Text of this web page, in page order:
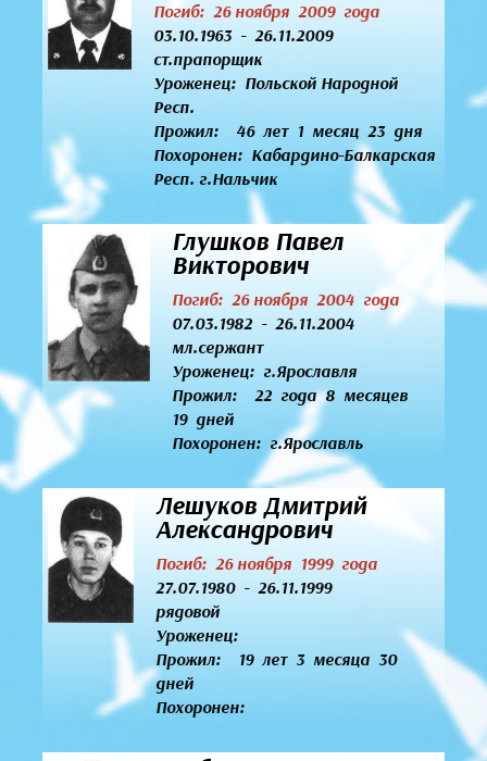
Погиб: 26 ноября 2009 года
03.10.1963 - 26.11.2009
ст.прапорщик
Уроженец:Польской Народной
Респ.
Прожил: 46 лет 1 месяц 23 дня
Похоронен: Кабардино-Балкарская
Респ. г.Нальчик
Глушков Павел
Викторович
Погиб: 26 ноября 2004 года
07.03.1982 - 26.11.2004
мл.сержант
Уроженец:г.Ярославля
Прожил: 22 года 8 месяцев
19 дней
Похоронен: г.Ярославль
Лешуков Дмитрий
Александрович
Погиб: 26 ноября 1999 года
27.07.1980 - 26.11.1999
рядовой
Уроженец:
Прожил: 19 лет 3 месяца 30
дней
Похоронен: